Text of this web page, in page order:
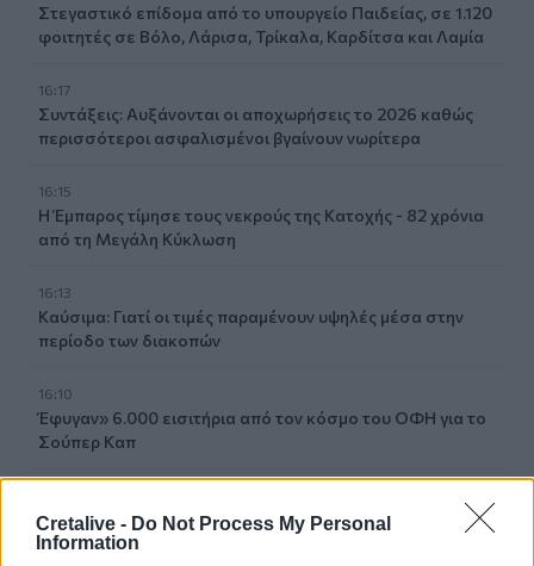
Cretalive - Do Not Process My Personal
Information
Στεγαστικό επίδομα από το υπουργείο Παιδείας, σε 1.120
φοιτητές σε Βόλο, Λάρισα, Τρίκαλα, Καρδίτσα και Λαμία
16:17
Συντάξεις: Αυξάνονται οι αποχωρήσεις το 2026 καθώς
περισσότεροι ασφαλισμένοι βγαίνουν νωρίτερα
16:15
Η Έμπαρος τίμησε τους νεκρούς της Κατοχής - 82 χρόνια
από τη Μεγάλη Κύκλωση
16:13
Καύσιμα: Γιατί οι τιμές παραμένουν υψηλές μέσα στην
περίοδο των διακοπών
16:10
Έφυγαν» 6.000 εισιτήρια από τον κόσμο του ΟΦΗ για το
Σούπερ Καπ
Ο Γ. Αγριμανάκης Αντιδήμαρχος Υπηρεσίας το Σάββατο 8
και την Κυριακή 9 Αυγούστου